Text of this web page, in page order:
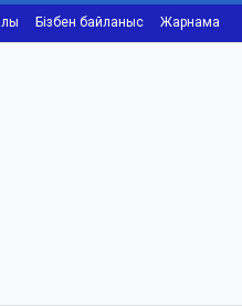
Бізбен байланыс Жарнама